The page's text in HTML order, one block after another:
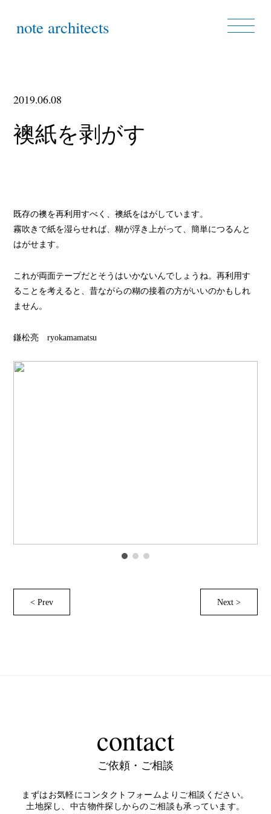
note architects
2019.06.08
襖紙を剥がす
既存の襖を再利用すべく、襖紙をはがしています。
霧吹きで紙を湿らせれば、糊が浮き上がって、簡単につるんと
はがせます。
これが両面テープだとそうはいかないんでしょうね。再利用す
ることを考えると、昔ながらの糊の接着の方がいいのかもしれ
ません。
鎌松亮 ryokamamatsu
< Prev Next >
contact
ご依頼・ご相談
まずはお気軽にコンタクトフォームよりご相談ください。
土地探し、中古物件探しからのご相談も承っています。